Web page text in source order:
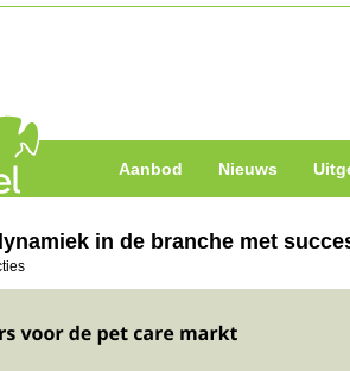
Aanbod Nieuws
in de branche met